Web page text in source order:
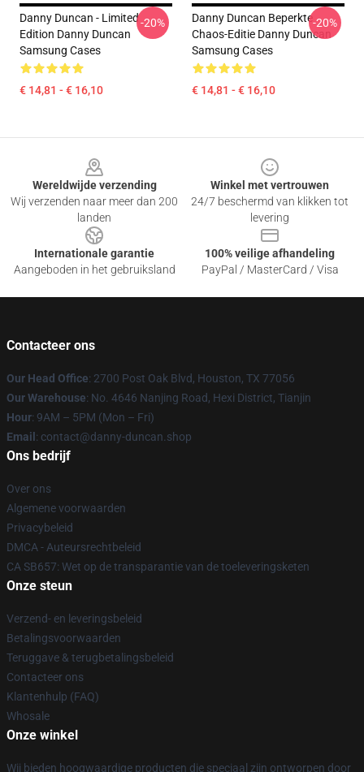
Danny Duncan - Limited
Edition Danny Duncan
Samsung Cases
€ 14,81 - € 16,10
-20%
Danny Duncan Beperkte
Chaos-Editie Danny Duncan
Samsung Cases
€ 14,81 - € 16,10
-20%
Wereldwijde verzending
Wij verzenden naar meer dan 200
landen
Winkel met vertrouwen
24/7 beschermd van klikken tot
levering
Internationale garantie
Aangeboden in het gebruiksland
100% veilige afhandeling
PayPal / MasterCard / Visa
Contacteer ons
Our Head Office: 2700 Post Oak Blvd, Houston, TX 77056
Our Warehouse: No. 4646 Nanjing Road, Hexi District, Tianjin
Hour: 9AM – 5PM (Mon – Fri)
Email : contact@danny-duncan.shop
Ons bedrijf
Over ons
Algemene voorwaarden
Privacybeleid
DMCA - Auteursrechtbeleid
CA SB657: Wet op de transparantie van de toeleveringsketen
Onze steun
Verzend- en leveringsbeleid
Betalingsvoorwaarden
Teruggave & terugbetalingsbeleid
Contacteer ons
Klantenhulp (FAQ)
Whosale
Onze winkel
Wij bieden hoogwaardige producten die speciaal zijn ontworpen door